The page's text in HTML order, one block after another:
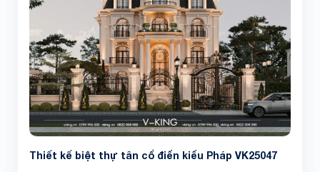
Thiết kế biệt thự tân cổ điển kiểu Pháp VK25047